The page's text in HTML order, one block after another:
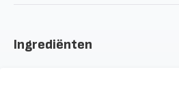
Ingrediënten